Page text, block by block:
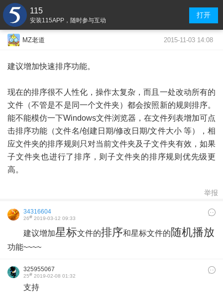
115
安装115APP，随时参与互动
打开
MZ老道 2015-11-03 14:08
建议增加快速排序功能。
现在的排序很不人性化，操作太复杂，而且一处改动所有的
文件（不管是不是同一个文件夹）都会按照新的规则排序。
能不能模仿一下Windows文件浏览器，在文件列表增加可点
击排序功能（文件名/创建日期/修改日期/文件大小 等），相
应文件夹的排序规则只对当前文件夹及子文件夹有效，如果
子文件夹也进行了排序，则子文件夹的排序规则优先级更
高。
举报
34316604
26# 2019-03-12 09:33
建议增加星标文件的排序和星标文件的随机播放
功能~~~~
325955067
25# 2019-02-08 01:32
支持